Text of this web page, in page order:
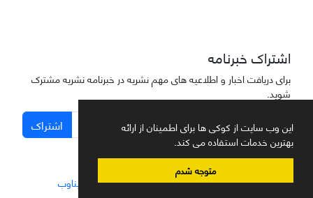
این وب سایت از کوکی ها برای اطمینان از ارائه
بهترین خدمات استفاده می کند.
متوجه شدم
اشتراک خبرنامه
برای دریافت اخبار و اطلاعیه های مهم نشریه در خبرنامه نشریه مشترک
شوید.
اشتراک
سامانه مدیریت نشریات علمی.طراحی و پیاده سازی از سیناوب